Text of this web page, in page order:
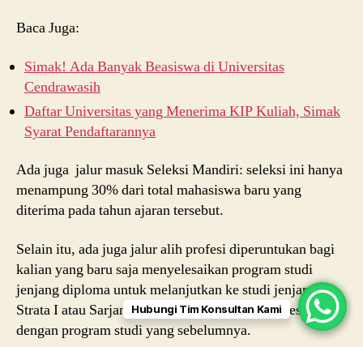
Baca Juga:
Simak! Ada Banyak Beasiswa di Universitas
Cendrawasih
Daftar Universitas yang Menerima KIP Kuliah, Simak
Syarat Pendaftarannya
Ada juga jalur masuk Seleksi Mandiri: seleksi ini hanya
menampung 30% dari total mahasiswa baru yang
diterima pada tahun ajaran tersebut.
Selain itu, ada juga jalur alih profesi diperuntukan bagi
kalian yang baru saja menyelesaikan program studi
jenjang diploma untuk melanjutkan ke studi jenjang
Strata I atau Sarjana namun harus memiliki kesesuaian
dengan program studi yang sebelumnya.
Hubungi Tim Konsultan Kami